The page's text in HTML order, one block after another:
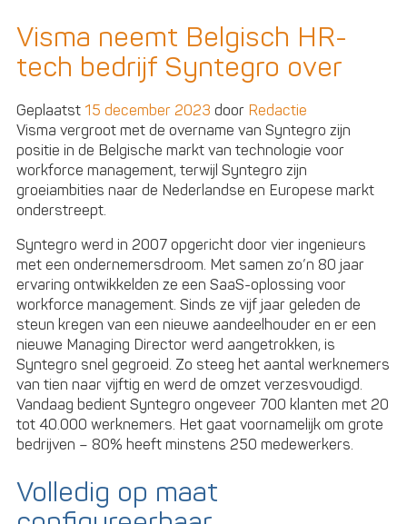
AI
is
geen
tool,
AI
is
de
basis
Visma neemt Belgisch HR-
tech bedrijf Syntegro over
Geplaatst 15 december 2023 door Redactie
Visma vergroot met de overname van Syntegro zijn
positie in de Belgische markt van technologie voor
workforce management, terwijl Syntegro zijn
groeiambities naar de Nederlandse en Europese markt
onderstreept.
Syntegro werd in 2007 opgericht door vier ingenieurs
met een ondernemersdroom. Met samen zo’n 80 jaar
ervaring ontwikkelden ze een SaaS-oplossing voor
workforce management. Sinds ze vijf jaar geleden de
steun kregen van een nieuwe aandeelhouder en er een
nieuwe Managing Director werd aangetrokken, is
Syntegro snel gegroeid. Zo steeg het aantal werknemers
van tien naar vijftig en werd de omzet verzesvoudigd.
Vandaag bedient Syntegro ongeveer 700 klanten met 20
tot 40.000 werknemers. Het gaat voornamelijk om grote
bedrijven – 80% heeft minstens 250 medewerkers.
Volledig op maat